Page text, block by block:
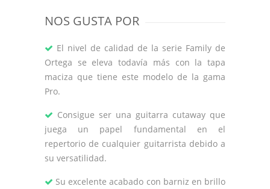
NOS GUSTA POR
El nivel de calidad de la serie Family de
Ortega se eleva todavía más con la tapa
maciza que tiene este modelo de la gama
Pro.
Consigue ser una guitarra cutaway que
juega un papel fundamental en el
repertorio de cualquier guitarrista debido a
su versatilidad.
Su excelente acabado con barniz en brillo